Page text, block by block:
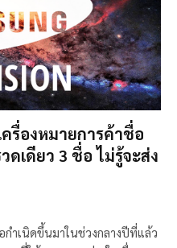
ครื่องหมายการค้าชื่อ
ดเดียว 3 ชื่อ ไม่รู้จะส่ง
กำเนิดขึ้นมาในช่วงกลางปีที่แล้ว